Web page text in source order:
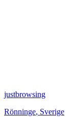
justbrowsing
Rönninge, Sverige